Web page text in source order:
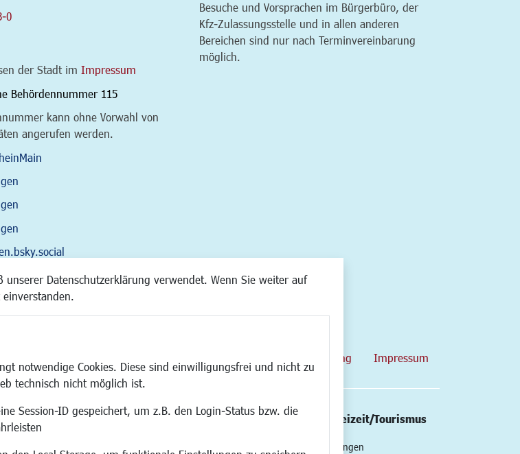
unserer Datenschutzerklärung verwendet. Wenn Sie weiter auf
notwendige Cookies. Diese sind einwilligungsfrei und nicht zu
technisch nicht möglich ist.
Session-ID gespeichert, um z.B. den Login-Status bzw. die
0
der Stadt im Impressum
Behördennummer 115
kann ohne Vorwahl von
angerufen werden.
Besuche und Vorsprachen im Bürgerbüro, der
Kfz-Zulassungsstelle und in allen anderen
Bereichen sind nur nach Terminvereinbarung
möglich.
Datenschutzerklärung Impressum
Soziales Bauen/Umwelt/Mobilität Kultur/Freizeit/Tourismus
Veranstaltungen